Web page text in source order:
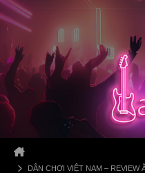
DÂN CHƠI VIỆT NAM – REVIEW